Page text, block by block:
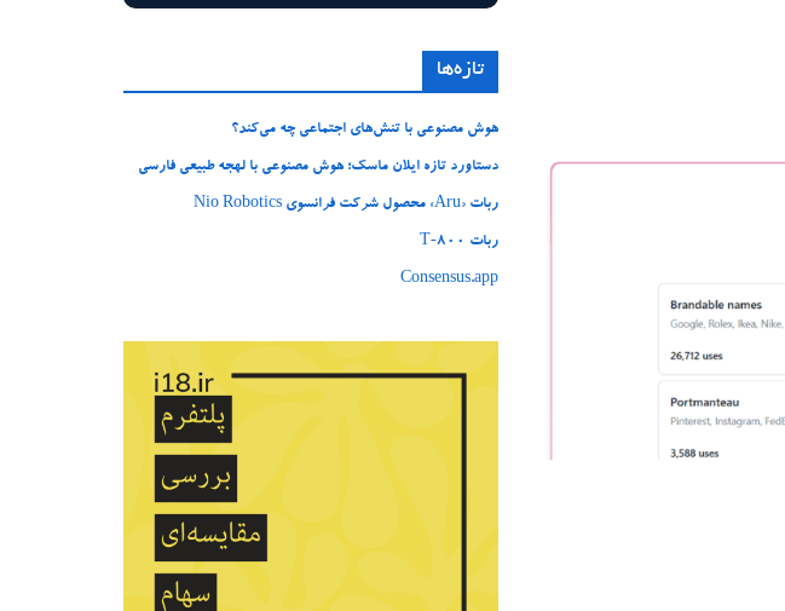
تازه‌ها
هوش مصنوعی با تنش‌های اجتماعی چه می‌کند؟
دستاورد تازه ایلان ماسک؛ هوش مصنوعی با لهجه طبیعی فارسی
ربات «Aru» محصول شرکت فرانسوی Nio Robotics
ربات T‑800
Consensus.app